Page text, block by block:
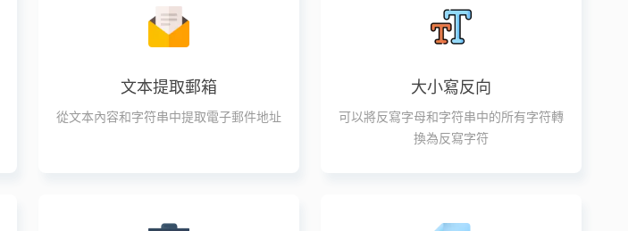
文本提取郵箱
從文本內容和字符串中提取電子郵件地址
大小寫反向
可以將反寫字母和字符串中的所有字符轉
換為反寫字符